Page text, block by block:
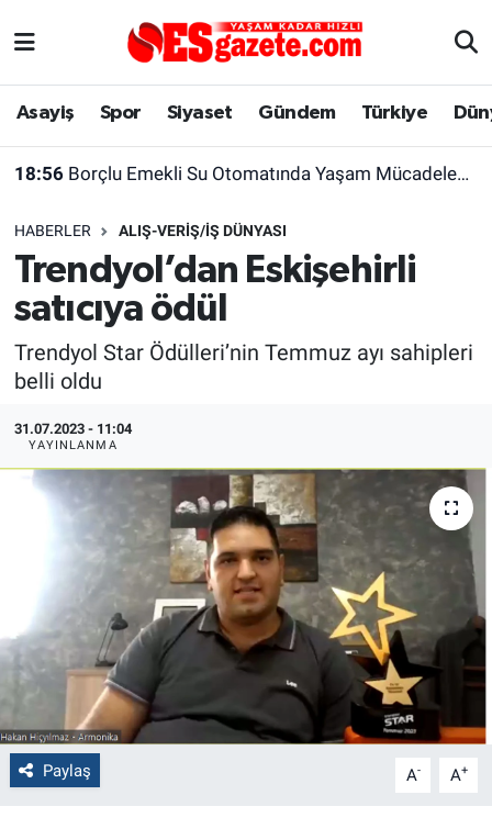
Asayiş Spor Siyaset Gündem Türkiye
18:56 Borçlu Emekli Su Otomatında Yaşam Mücadelesi Veriyor
HABERLER ALIŞ-VERIŞ/İŞ DÜNYASI
Trendyol’dan Eskişehirli
satıcıya ödül
Trendyol Star Ödülleri’nin Temmuz ayı sahipleri
belli oldu
31.07.2023 - 11:04
YAYINLANMA
Paylaş A- A+
Asayiş
Gündem
Türkiye
Dünya
Sağlık
Alış-Veriş/İş dünyası
Yaşam
Eskişehirspor Arşivi
Eskişehir Arşivi
Röportaj
Ekonomi
Kültür Sanat
Politika
Bilecik
Kütahya
Gezi
Genel
Eskişehir Nöbetçi Eczaneler
Süper Lig Puan Durumu ve Fikstür
Tüm Manşetler
Son Dakika Haberleri
Haber Arşivi